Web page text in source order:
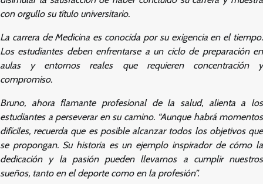
con orgullo su título universitario.
La carrera de Medicina es conocida por su exigencia en el tiempo.
Los estudiantes deben enfrentarse a un ciclo de preparación en
aulas y entornos reales que requieren concentración y
compromiso.
Bruno, ahora flamante profesional de la salud, alienta a los
estudiantes a perseverar en su camino. “Aunque habrá momentos
difíciles, recuerda que es posible alcanzar todos los objetivos que
se propongan. Su historia es un ejemplo inspirador de cómo la
dedicación y la pasión pueden llevarnos a cumplir nuestros
sueños, tanto en el deporte como en la profesión”.